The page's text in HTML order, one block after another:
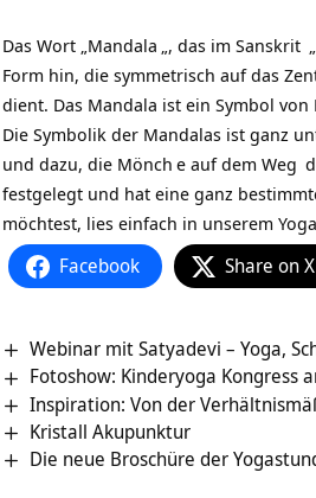
Das Wort „Mandala „, das im Sanskrit
Form hin, die symmetrisch auf das
dient. Das Mandala ist ein Symbol
Die Symbolik der Mandalas ist ganz
und dazu, die Mönch e auf dem Weg
festgelegt und hat eine ganz
möchtest, lies einfach in unserem
Facebook Share on X
Webinar mit Satyadevi – Yoga,
Fotoshow: Kinderyoga Kongress
Inspiration: Von der
Kristall Akupunktur
Die neue Broschüre der